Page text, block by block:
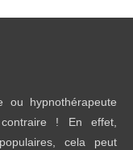
hypnothérapeute
! En effet,
cela peut